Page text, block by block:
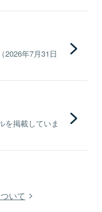
2026年7月31日
を掲載していま
いて